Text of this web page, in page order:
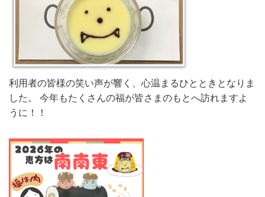
利用者の皆様の笑い声が響く、心温まるひとときとなりま
した。
今年もたくさんの福が皆さまのもとへ訪れますよ
うに！！